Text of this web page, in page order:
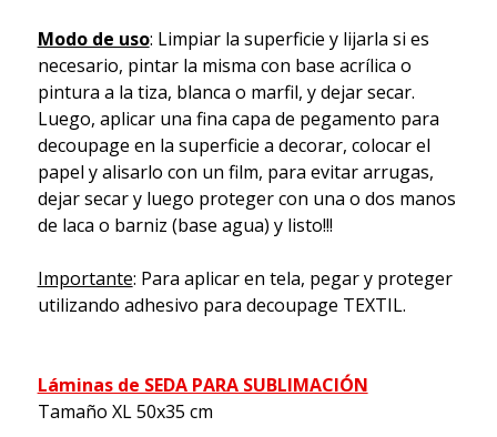
Modo de uso: Limpiar la superficie y lijarla si es
necesario, pintar la misma con base acrílica o
pintura a la tiza, blanca o marfil, y dejar secar.
Luego, aplicar una fina capa de pegamento para
decoupage en la superficie a decorar, colocar el
papel y alisarlo con un film, para evitar arrugas,
dejar secar y luego proteger con una o dos manos
de laca o barniz (base agua) y listo!!!
Importante: Para aplicar en tela, pegar y proteger
utilizando adhesivo para decoupage TEXTIL.
Láminas de SEDA PARA SUBLIMACIÓN
Tamaño XL 50x35 cm